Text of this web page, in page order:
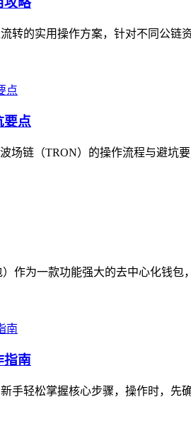
转的实用操作方案，针对不同公
要点
场链（TRON）的操作流程与避坑
作为一款功能强大的去中心化钱
指南
手轻松掌握核心步骤，操作时，